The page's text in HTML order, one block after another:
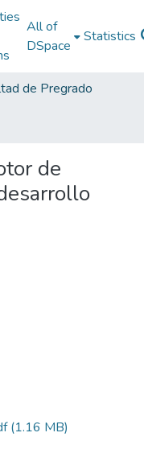
All of
DSpace
Statistics
de Pregrado
de
(1.16 MB)